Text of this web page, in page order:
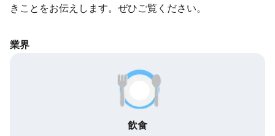
きことをお伝えします。ぜひご覧ください。
業界
飲食